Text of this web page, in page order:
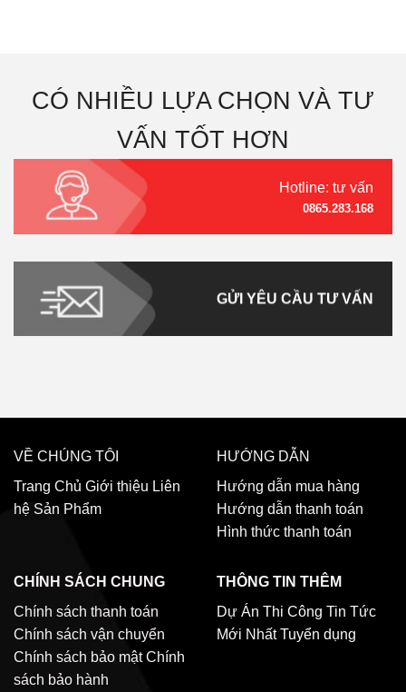
CÓ NHIỀU LỰA CHỌN VÀ TƯ
VẤN TỐT HƠN
Hotline: tư vấn
0865.283.168
GỬI YÊU CẦU TƯ VẤN
VỀ CHÚNG TÔI
Trang Chủ Giới thiệu Liên
hệ Sản Phẩm
HƯỚNG DẪN
Hướng dẫn mua hàng
Hướng dẫn thanh toán
Hình thức thanh toán
CHÍNH SÁCH CHUNG
Chính sách thanh toán
Chính sách vận chuyển
Chính sách bảo mật Chính
sách bảo hành
THÔNG TIN THÊM
Dự Án Thi Công Tin Tức
Mới Nhất Tuyển dụng